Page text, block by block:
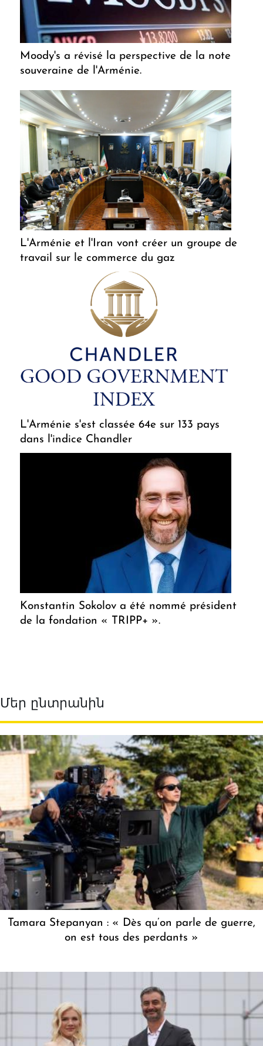
Moody's a révisé la perspective de la note
souveraine de l'Arménie.
L'Arménie et l'Iran vont créer un groupe de
travail sur le commerce du gaz
L'Arménie s'est classée 64e sur 133 pays
dans l'indice Chandler
Konstantin Sokolov a été nommé président
de la fondation « TRIPP+ ».
Մեր ընտրանին
Tamara Stepanyan : « Dès qu’on parle de guerre,
on est tous des perdants »